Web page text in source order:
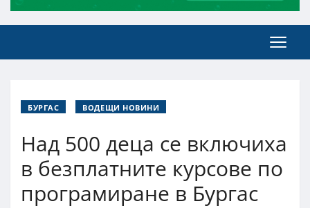
БУРГАС ВОДЕЩИ НОВИНИ
Над 500 деца се включиха
в безплатните курсове по
програмиране в Бургас